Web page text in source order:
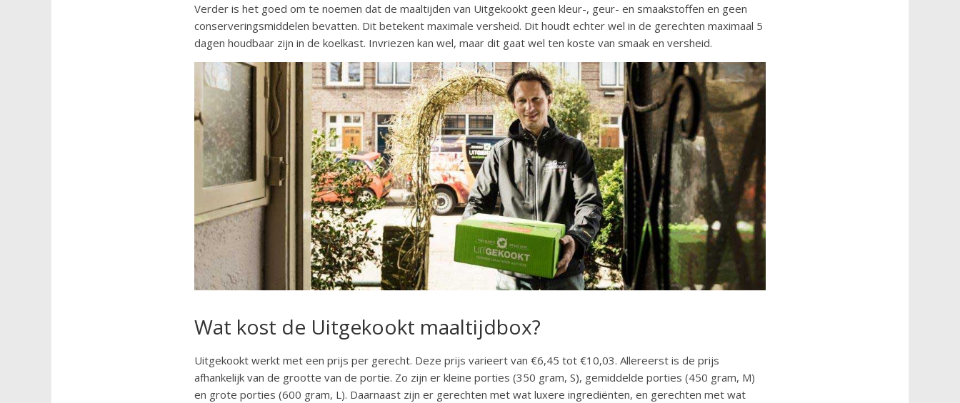
Verder is het goed om te noemen dat de maaltijden van Uitgekookt geen kleur-, geur- en smaakstoffen en geen
conserveringsmiddelen bevatten. Dit betekent maximale versheid. Dit houdt echter wel in de gerechten maximaal 5
dagen houdbaar zijn in de koelkast. Invriezen kan wel, maar dit gaat wel ten koste van smaak en versheid.
Wat kost de Uitgekookt maaltijdbox?
Uitgekookt werkt met een prijs per gerecht. Deze prijs varieert van €6,45 tot €10,03. Allereerst is de prijs
afhankelijk van de grootte van de portie. Zo zijn er kleine porties (350 gram, S), gemiddelde porties (450 gram, M)
en grote porties (600 gram, L). Daarnaast zijn er gerechten met wat luxere ingrediënten, en gerechten met wat